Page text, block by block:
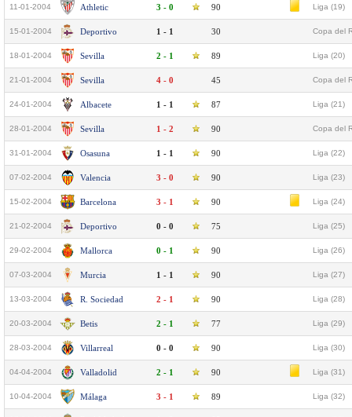
11-01-2004 Athletic 3 - 0 90 Liga (19)
15-01-2004 Deportivo 1 - 1 30 Copa del
18-01-2004 Sevilla 2 - 1 89 Liga (20)
21-01-2004 Sevilla 4 - 0 45 Copa del
24-01-2004 Albacete 1 - 1 87 Liga (21)
28-01-2004 Sevilla 1 - 2 90 Copa del
31-01-2004 Osasuna 1 - 1 90 Liga (22)
07-02-2004 Valencia 3 - 0 90 Liga (23)
15-02-2004 Barcelona 3 - 1 90 Liga (24)
21-02-2004 Deportivo 0 - 0 75 Liga (25)
29-02-2004 Mallorca 0 - 1 90 Liga (26)
07-03-2004 Murcia 1 - 1 90 Liga (27)
13-03-2004 R. Sociedad 2 - 1 90 Liga (28)
20-03-2004 Betis 2 - 1 77 Liga (29)
28-03-2004 Villarreal 0 - 0 90 Liga (30)
04-04-2004 Valladolid 2 - 1 90 Liga (31)
10-04-2004 Málaga 3 - 1 89 Liga (32)